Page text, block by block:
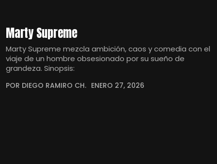
Marty Supreme
Marty Supreme mezcla ambición, caos y comedia con el
viaje de un hombre obsesionado por su sueño de
grandeza. Sinopsis:
POR DIEGO RAMIRO CH. ENERO 27, 2026